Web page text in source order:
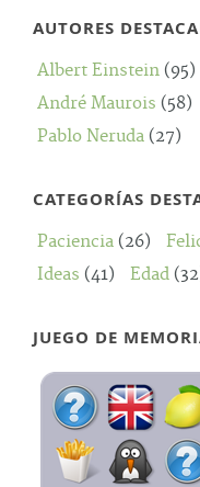
AUTORES
Albert Einstein (95)
André Maurois (58)
Pablo Neruda (27)
CATEGORÍAS
Paciencia (26)
Ideas (41) Edad
JUEGO DE